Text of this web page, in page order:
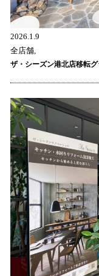
2026.1.9
全店舗,
ザ・シーズン港北店移転グ